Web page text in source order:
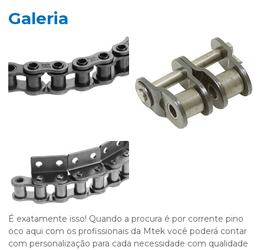
Galeria
É exatamente isso! Quando a procura é por corrente pino
oco aqui com os profissionais da Mtek você poderá contar
com personalização para cada necessidade com qualidade